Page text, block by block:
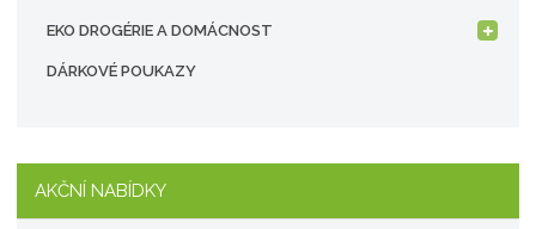
EKO DROGÉRIE A DOMÁCNOST
DÁRKOVÉ POUKAZY
AKČNÍ NABÍDKY